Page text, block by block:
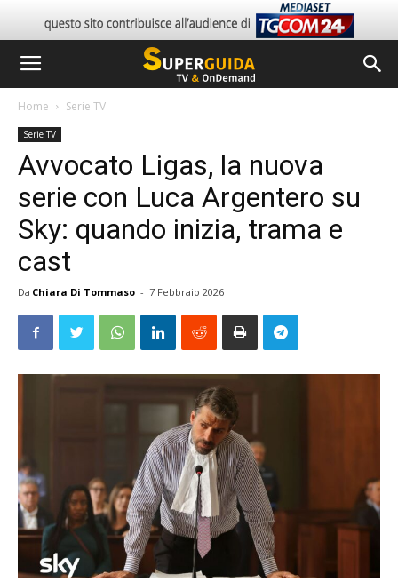
Home Serie TV
Serie TV
Avvocato Ligas, la nuova
serie con Luca Argentero su
Sky: quando inizia, trama e
cast
Da Chiara Di Tommaso - 7 Febbraio 2026